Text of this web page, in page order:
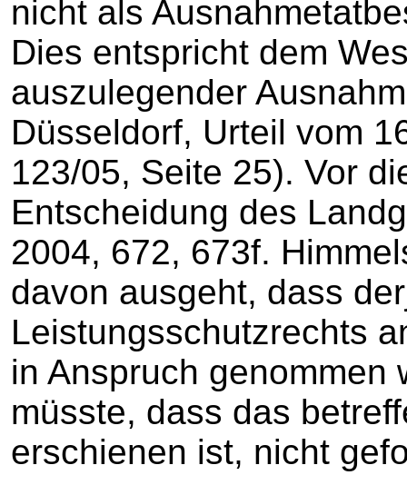
nicht als
Dies entspricht dem
auszulegender
Düsseldorf, Urteil vom
123/05, Seite 25). Vor
Entscheidung des
2004, 672, 673f.
davon ausgeht, dass
Leistungsschutzrechts
in Anspruch genommen
müsste, dass das
erschienen ist, nicht